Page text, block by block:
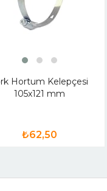
Hortum Kelepçesi
105x121 mm
₺62,50